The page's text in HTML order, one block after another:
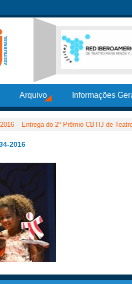
Arquivo Informações
2016 – Entrega do 2º Prêmio CBTIJ de
2016